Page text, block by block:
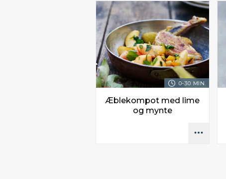
0-30 MIN.
Æblekompot med lime
og mynte